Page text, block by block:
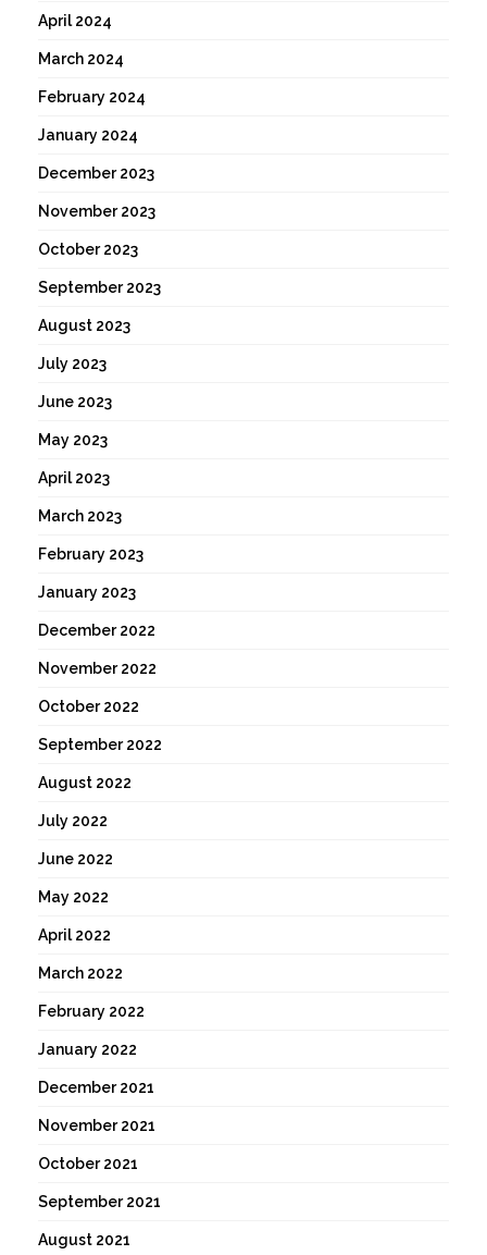
April 2024
March 2024
February 2024
January 2024
December 2023
November 2023
October 2023
September 2023
August 2023
July 2023
June 2023
May 2023
April 2023
March 2023
February 2023
January 2023
December 2022
November 2022
October 2022
September 2022
August 2022
July 2022
June 2022
May 2022
April 2022
March 2022
February 2022
January 2022
December 2021
November 2021
October 2021
September 2021
August 2021